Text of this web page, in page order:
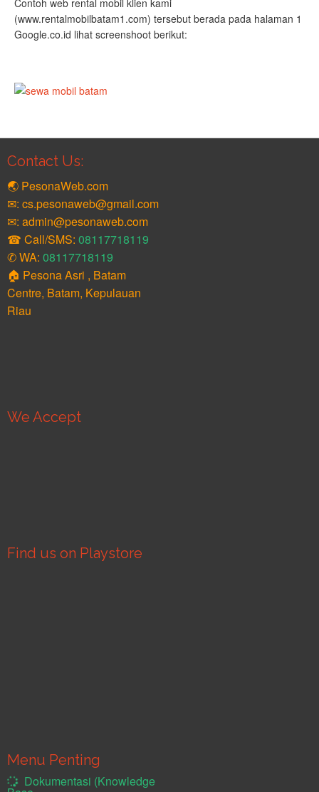
Contoh web rental mobil klien kami
(www.rentalmobilbatam1.com) tersebut berada pada halaman 1
Google.co.id lihat screenshoot berikut:
Contact Us:
🌏 PesonaWeb.com
✉: cs.pesonaweb@gmail.com
✉: admin@pesonaweb.com
☎ Call/SMS: 08117718119
✆ WA: 08117718119
🏠 Pesona Asri , Batam
Centre, Batam, Kepulauan
Riau
We Accept
Find us on Playstore
Menu Penting
Dokumentasi (Knowledge